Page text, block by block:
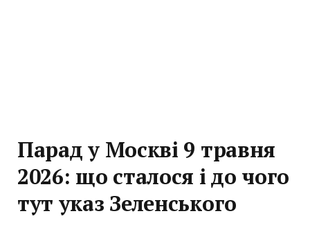
Парад у Москві 9 травня
2026: що сталося і до чого
тут указ Зеленського